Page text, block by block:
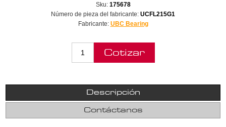
Sku: 175678
Número de pieza del fabricante: UCFL215G1
Fabricante: UBC Bearing
Descripción
Contáctanos